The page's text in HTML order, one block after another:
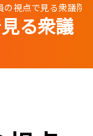
の視点で見る衆議院
る衆議